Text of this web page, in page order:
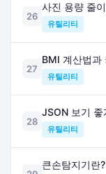
26
사진 용량 줄
유틸리티
27
BMI 계산법과
유틸리티
28
JSON 보기 좋
유틸리티
큰손탐지기란